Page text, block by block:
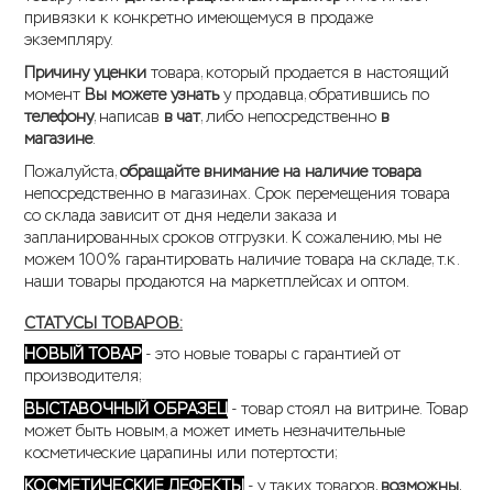
привязки к конкретно имеющемуся в продаже
экземпляру.
Причину уценки товара, который продается в настоящий
момент Вы можете узнатьу продавца, обратившись по
телефону, написав в чат, либо непосредственно в
магазине.
Пожалуйста,обращайте внимание на наличие товара
непосредственно в магазинах. Срок перемещения товара
со склада зависит от дня недели заказа и
запланированных сроков отгрузки. К сожалению, мы не
можем 100% гарантировать наличие товара на складе, т.к.
наши товары продаются на маркетплейсах и оптом.
СТАТУСЫ ТОВАРОВ:
НОВЫЙ ТОВАР - это новые товары с гарантией от
производителя;
ВЫСТАВОЧНЫЙ ОБРАЗЕЦ - товар стоял на витрине. Товар
может быть новым, а может иметь незначительные
косметические царапины или потертости;
КОСМЕТИЧЕСКИЕ ДЕФЕКТЫ - у таких товаров, возможны